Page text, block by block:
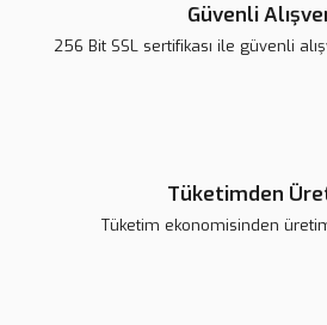
MQ-6 Bütan, Propan ve LPG Ölçüm Sensörü
Güvenli
256 Bit SSL sertifikası ile güvenli
Tüketimden
Tüketim ekonomisinden